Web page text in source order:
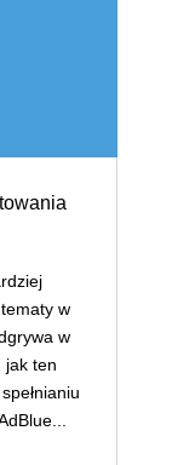
w
w
jak ten